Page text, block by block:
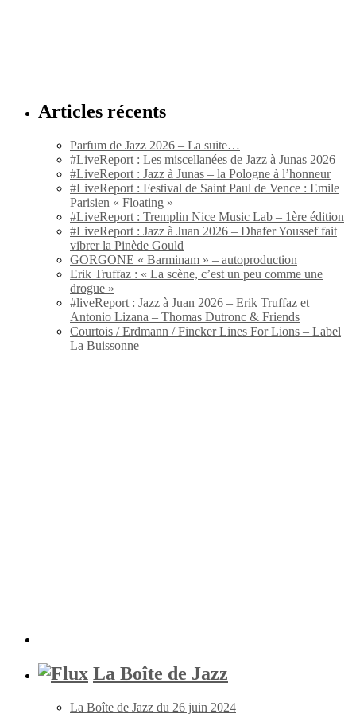
Articles récents
Parfum de Jazz 2026 – La suite…
#LiveReport : Les miscellanées de Jazz à Junas 2026
#LiveReport : Jazz à Junas – la Pologne à l’honneur
#LiveReport : Festival de Saint Paul de Vence : Emile
Parisien « Floating »
#LiveReport : Tremplin Nice Music Lab – 1ère édition
#LiveReport : Jazz à Juan 2026 – Dhafer Youssef fait
vibrer la Pinède Gould
GORGONE « Barminam » – autoproduction
Erik Truffaz : « La scène, c’est un peu comme une
drogue »
#liveReport : Jazz à Juan 2026 – Erik Truffaz et
Antonio Lizana – Thomas Dutronc & Friends
Courtois / Erdmann / Fincker Lines For Lions – Label
La Buissonne
La Boîte de Jazz
La Boîte de Jazz du 26 juin 2024